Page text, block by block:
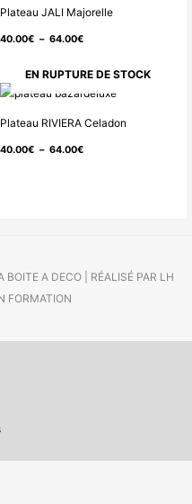
Plateau JALI Majorelle
40.00€ – 64.00€
40.00€
à
64.00€
EN RUPTURE DE STOCK
Plateau RIVIERA Celadon
40.00€ – 64.00€
Plage
40.00€
A DECO | RÉALISÉ PAR LH
FORMATION